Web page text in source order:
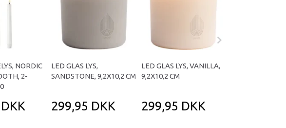
NORDIC
2-
LED GLAS LYS,
SANDSTONE, 9,2X10,2 CM
299,95 DKK
LED GLAS LYS, VANILLA,
9,2X10,2 CM
299,95 DKK